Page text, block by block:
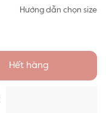
Hướng dẫn chọn size
Hết hàng